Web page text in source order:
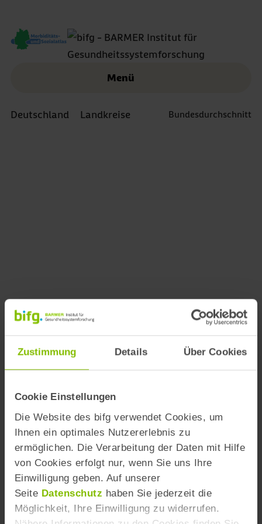
Zustimmung Details Über Cookies
Cookie Einstellungen
Die Website des bifg verwendet Cookies, um
Ihnen ein optimales Nutzererlebnis zu
ermöglichen. Die Verarbeitung der Daten mit Hilfe
von Cookies erfolgt nur, wenn Sie uns Ihre
Einwilligung geben. Auf unserer
Seite Datenschutz haben Sie jederzeit die
Möglichkeit, Ihre Einwilligung zu widerrufen.
Menü
Deutschland Landkreise Bundesdurchschnitt
Zurück zur Gesamtkarte